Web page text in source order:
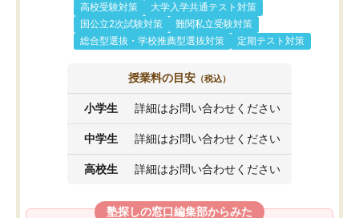
高校受験対策
大学入学共通テスト対策
国公立2次試験対策
難関私立受験対策
総合型選抜・学校推薦型選抜対策
定期テスト対策
授業料の目安 （税込）
小学生 詳細はお問い合わせください
中学生 詳細はお問い合わせください
高校生 詳細はお問い合わせください
塾探しの窓口編集部からみた